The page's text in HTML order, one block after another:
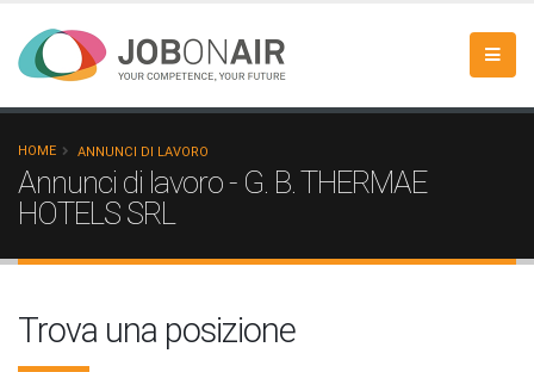
HOME ANNUNCI DI LAVORO
Annunci di lavoro - G. B. THERMAE
HOTELS SRL
Trova una posizione